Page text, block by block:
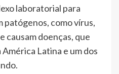
laboratorial para
patógenos, como vírus,
causam doenças, que
América Latina e um dos